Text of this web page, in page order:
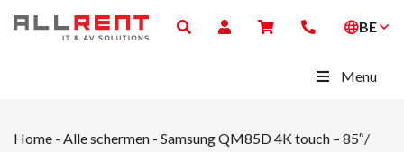
BE
Menu
Home - Alle schermen - Samsung QM85D 4K touch – 85″/